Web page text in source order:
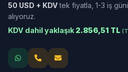
50 USD + KDVtek fiyatla, 1-3 iş
alıyoruz.
KDV dahil yaklaşık 2.856,51 TL